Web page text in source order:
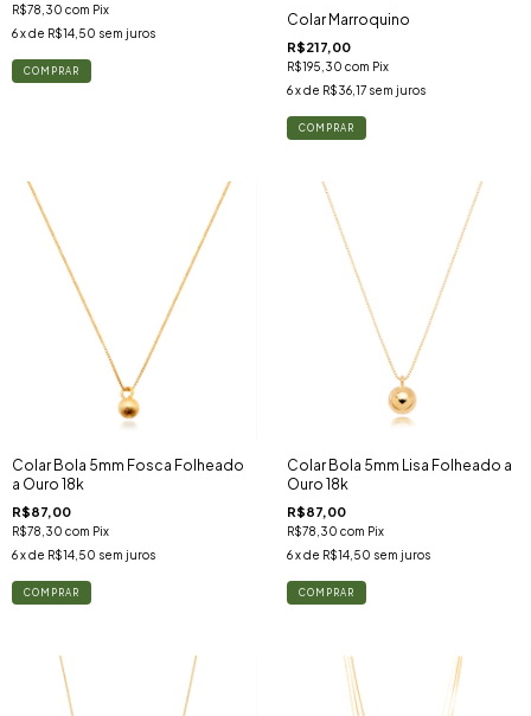
R$78,30 com Pix
6x de R$14,50 sem juros
Colar Marroquino
R$217,00
R$195,30 com Pix
6 x de R$36,17 sem juros
COMPRAR
Colar Bola 5mm Fosca Folheado
a Ouro 18k
R$87,00
R$78,30 com Pix
6x de R$14,50 sem juros
Colar Bola 5mm Lisa Folheado a
Ouro 18k
R$87,00
R$78,30 com Pix
6 x de R$14,50 sem juros